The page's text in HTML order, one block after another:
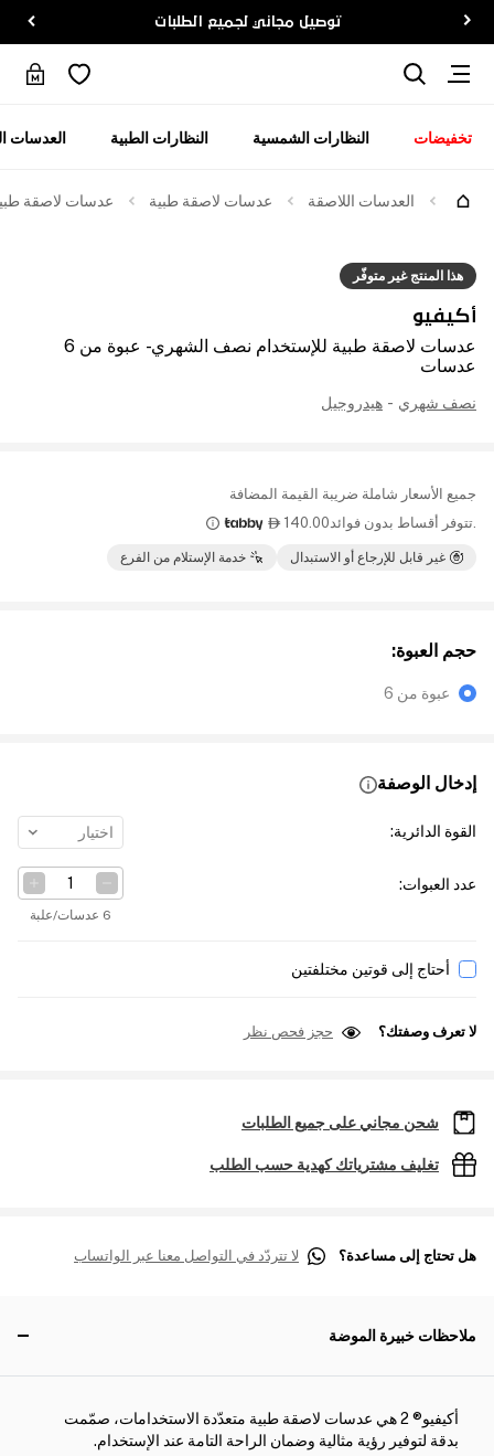
توصيل مجاني لجميع الطلبات
تخفيضات النظارات الشمسية النظارات الطبية العدسات
العدسات اللاصقة عدسات لاصقة طبية عدسات لاصقة طبية
هذا المنتج غير متوفّر
أكيفيو
عدسات لاصقة طبية للإستخدام نصف الشهري - عبوة من 6
عدسات
نصف شهري - هيدروجيل
جميع الأسعار شاملة ضريبة القيمة المضافة
.تتوفر أقساط بدون فوائد140.00

غير قابل للإرجاع أو الاستبدال خدمة الإستلام من الفرع
حجم العبوة:
عبوة من 6
إدخال الوصفة
القوة الدائرية: اختيار
عدد العبوات:
6 عدسات/علبة
أحتاج إلى قوتين مختلفتين
لا تعرف وصفتك؟ حجز فحص نظر
شحن مجاني على جميع الطلبات
تغليف مشترياتك كهدية حسب الطلب
هل تحتاج إلى مساعدة؟ لا تتردّد في التواصل معنا عبر الواتساب
ملاحظات خبيرة الموضة
أكيفيو® 2 هي عدسات لاصقة طبية متعدّدة الاستخدامات، صمّمت
بدقة لتوفير رؤية مثالية وضمان الراحة التامة عند الإستخدام.